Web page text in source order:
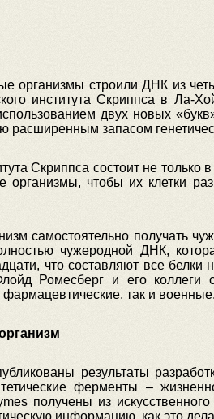
организмы строили ДНК из
института Скриппса в Ла-
двух новых
расширенным запасом
Скриппса состоит не
чтобы их клетки
самостоятельно получать
чужеродной ДНК,
что составляют все
Ромесберг и его
так и военные.
результаты
ферменты –
получены из
информацию, как это